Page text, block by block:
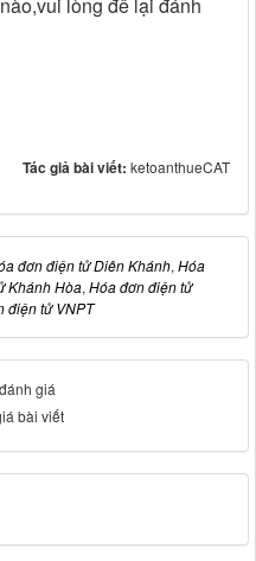
Tác giả bài viết: ketoanthueCAT
đơn điện tử Diên Khánh, Hóa
Khánh Hòa, Hóa đơn điện tử
điện tử VNPT
giá
bài viết